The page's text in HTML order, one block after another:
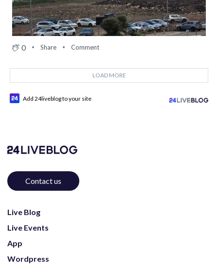
0 Share Comment
LOAD MORE
Add 24liveblog to your site
Contact us
Live Blog
Live Events
App
Wordpress